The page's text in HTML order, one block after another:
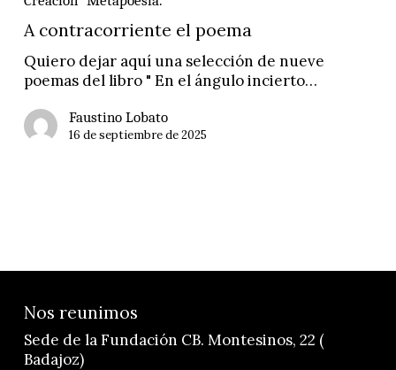
el
poema
A contracorriente el poema
Quiero dejar aquí una selección de nueve
poemas del libro " En el ángulo incierto…
Faustino Lobato
16 de septiembre de 2025
Nos reunimos
Sede de la Fundación CB. Montesinos, 22 (
Badajoz)